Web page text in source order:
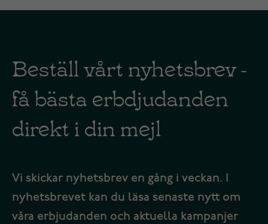
Beställ vårt nyhetsbrev -
få bästa erbdjudanden
direkt i din mejl
Vi skickar nyhetsbrev en gång i veckan. I
nyhetsbrevet kan du läsa senaste nytt om
våra erbjudanden och aktuella kampanjer